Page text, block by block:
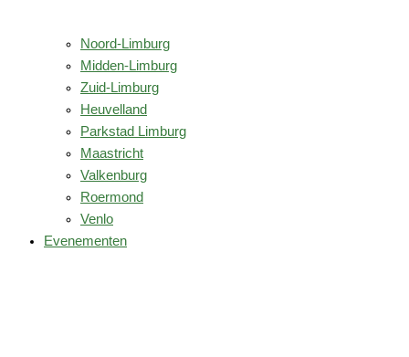
Noord-Limburg
Midden-Limburg
Zuid-Limburg
Heuvelland
Parkstad Limburg
Maastricht
Valkenburg
Roermond
Venlo
Evenementen